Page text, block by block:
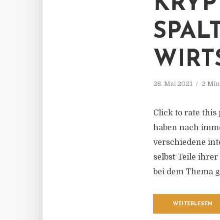
28. Mai 2021 2
Click to rate this
haben nach
verschiedene
selbst Teile
bei dem Thema
WEITERLESEN